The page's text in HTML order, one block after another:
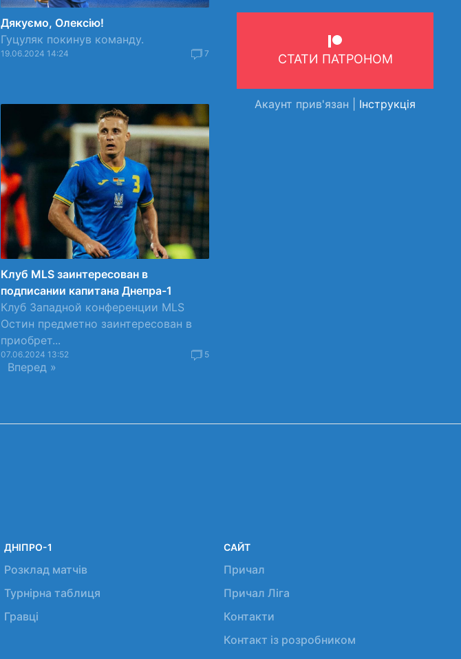
Дякуємо, Олексію!
Гуцуляк покинув команду.
19.06.2024 14:24 7
Клуб MLS заинтересован в
подписании капитана Днепра-1
Клуб Западной конференции MLS
Остин предметно заинтересован в
приобрет...
07.06.2024 13:52 5
Вперед »
СТАТИ ПАТРОНОМ
Акаунт прив'язан | Інструкція
ДНІПРО-1
Розклад матчів
Турнірна таблиця
Гравці
САЙТ
Причал
Причал Ліга
Контакти
Контакт із розробником